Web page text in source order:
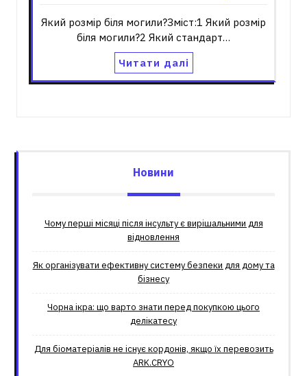
Який розмір біля могили?Зміст:1 Який розмір
біля могили?2 Який стандарт…
Читати далі
Новини
Чому перші місяці після інсульту є вирішальними для
відновлення
Як організувати ефективну систему безпеки для дому та
бізнесу
Чорна ікра: що варто знати перед покупкою цього
делікатесу
Для біоматеріалів не існує кордонів, якщо їх перевозить
ARK.CRYO